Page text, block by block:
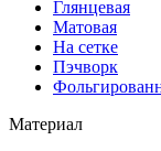
Глянцевая
Матовая
На сетке
Пэчворк
Материал